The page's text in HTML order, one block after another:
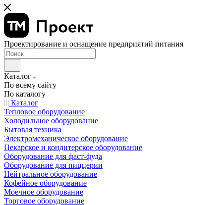
Проектирование и оснащение предприятий питания
Каталог
По всему сайту
По каталогу
Каталог
Тепловое оборудование
Холодильное оборудование
Бытовая техника
Электромеханическое оборудование
Пекарское и кондитерское оборудование
Оборудование для фаст-фуда
Оборудование для пиццерии
Нейтральное оборудование
Кофейное оборудование
Моечное оборудование
Торговое оборудование